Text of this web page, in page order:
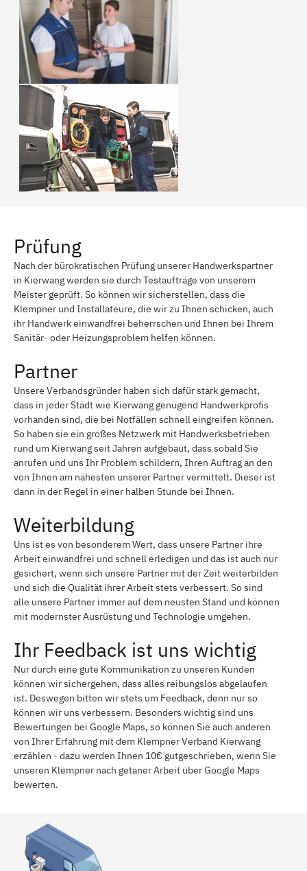
Prüfung
Nach der bürokratischen Prüfung unserer Handwerkspartner
in Kierwang werden sie durch Testaufträge von unserem
Meister geprüft. So können wir sicherstellen, dass die
Klempner und Installateure, die wir zu Ihnen schicken, auch
ihr Handwerk einwandfrei beherrschen und Ihnen bei Ihrem
Sanitär- oder Heizungsproblem helfen können.
Partner
Unsere Verbandsgründer haben sich dafür stark gemacht,
dass in jeder Stadt wie Kierwang genügend Handwerkprofis
vorhanden sind, die bei Notfällen schnell eingreifen können.
So haben sie ein großes Netzwerk mit Handwerksbetrieben
rund um Kierwang seit Jahren aufgebaut, dass sobald Sie
anrufen und uns Ihr Problem schildern, Ihren Auftrag an den
von Ihnen am nähesten unserer Partner vermittelt. Dieser ist
dann in der Regel in einer halben Stunde bei Ihnen.
Weiterbildung
Uns ist es von besonderem Wert, dass unsere Partner ihre
Arbeit einwandfrei und schnell erledigen und das ist auch nur
gesichert, wenn sich unsere Partner mit der Zeit weiterbilden
und sich die Qualität ihrer Arbeit stets verbessert. So sind
alle unsere Partner immer auf dem neusten Stand und können
mit modernster Ausrüstung und Technologie umgehen.
Ihr Feedback ist uns wichtig
Nur durch eine gute Kommunikation zu unseren Kunden
können wir sichergehen, dass alles reibungslos abgelaufen
ist. Deswegen bitten wir stets um Feedback, denn nur so
können wir uns verbessern. Besonders wichtig sind uns
Bewertungen bei Google Maps, so können Sie auch anderen
von Ihrer Erfahrung mit dem Klempner Verband Kierwang
erzählen - dazu werden Ihnen 10€ gutgeschrieben, wenn Sie
unseren Klempner nach getaner Arbeit über Google Maps
bewerten.